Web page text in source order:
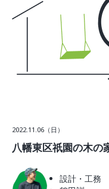
CONCEPT・
コンセプト
自然素材
家の性能
2022.11.06（日）
八幡東区祇園の木
設計・工務